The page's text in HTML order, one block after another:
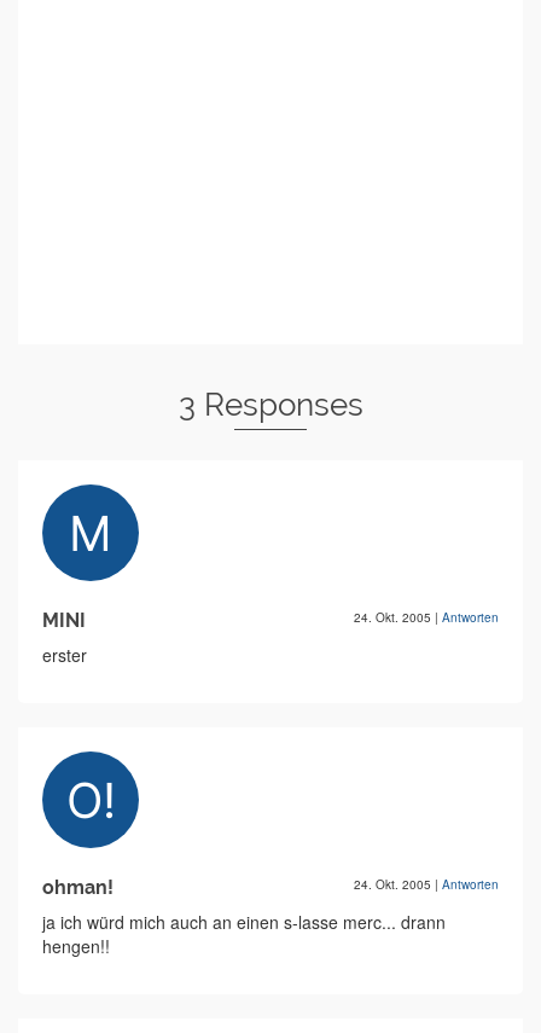
3 Responses
MINI 24. Okt. 2005 | Antworten
erster
ohman! 24. Okt. 2005 | Antworten
ja ich würd mich auch an einen s-lasse merc... drann
hengen!!